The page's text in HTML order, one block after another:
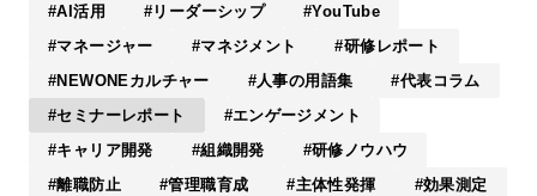
AI活用 リーダーシップ
YouTube
マネージャー
マネジメント
研修レポート
NEWONEカルチャー
人事の用語集
代表コラム
セミナーレポート
エンゲージメント
キャリア開発
組織開発
研修ノウハウ
離職防止
管理職育成 主体性発揮
効果測定